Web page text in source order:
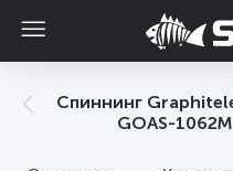
Спиннинг
GOAS-